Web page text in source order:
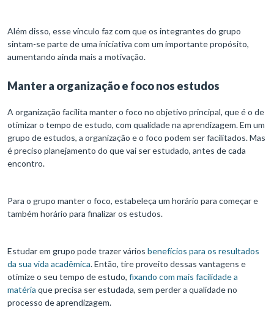
Além disso, esse vínculo faz com que os integrantes do grupo
sintam-se parte de uma iniciativa com um importante propósito,
aumentando ainda mais a motivação.
Manter a organização e foco nos estudos
A organização facilita manter o foco no objetivo principal, que é o de
otimizar o tempo de estudo, com qualidade na aprendizagem. Em um
grupo de estudos, a organização e o foco podem ser facilitados. Mas
é preciso planejamento do que vai ser estudado, antes de cada
encontro.
Para o grupo manter o foco, estabeleça um horário para começar e
também horário para finalizar os estudos.
Estudar em grupo pode trazer vários benefícios para os resultados
da sua vida acadêmica. Então, tire proveito dessas vantagens e
otimize o seu tempo de estudo, fixando com mais facilidade a
matéria que precisa ser estudada, sem perder a qualidade no
processo de aprendizagem.